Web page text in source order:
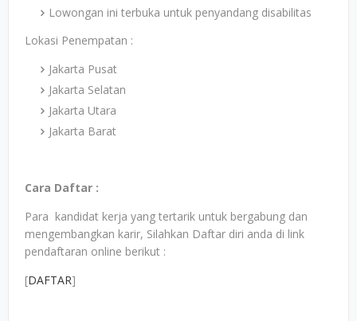
Lowongan ini terbuka untuk penyandang disabilitas
Lokasi Penempatan :
Jakarta Pusat
Jakarta Selatan
Jakarta Utara
Jakarta Barat
Cara Daftar :
Para kandidat kerja yang tertarik untuk bergabung dan
mengembangkan karir, Silahkan Daftar diri anda di link
pendaftaran online berikut :
[DAFTAR]